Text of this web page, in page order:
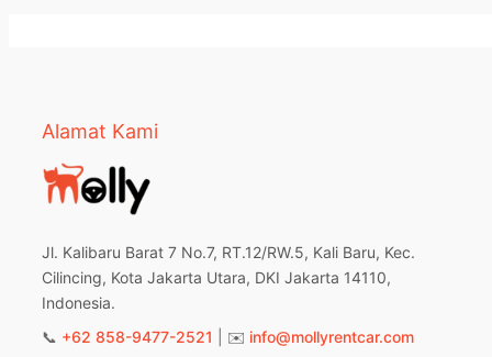
Alamat Kami
Jl. Kalibaru Barat 7 No.7, RT.12/RW.5, Kali Baru, Kec.
Cilincing, Kota Jakarta Utara, DKI Jakarta 14110,
Indonesia.
📞 +62 858-9477-2521 | ✉️ info@mollyrentcar.com